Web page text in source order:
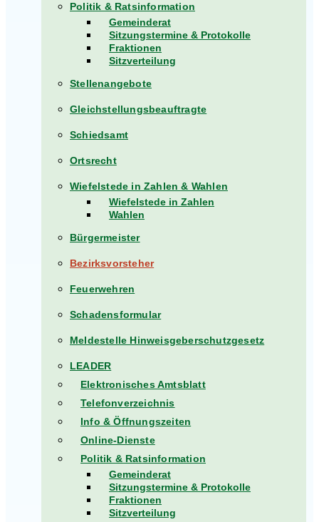
Politik & Ratsinformation
Gemeinderat
Sitzungstermine & Protokolle
Fraktionen
Sitzverteilung
Stellenangebote
Gleichstellungsbeauftragte
Schiedsamt
Ortsrecht
Wiefelstede in Zahlen & Wahlen
Wiefelstede in Zahlen
Wahlen
Bürgermeister
Bezirksvorsteher
Feuerwehren
Schadensformular
Meldestelle Hinweisgeberschutzgesetz
LEADER
Elektronisches Amtsblatt
Telefonverzeichnis
Info & Öffnungszeiten
Online-Dienste
Politik & Ratsinformation
Gemeinderat
Sitzungstermine & Protokolle
Fraktionen
Sitzverteilung